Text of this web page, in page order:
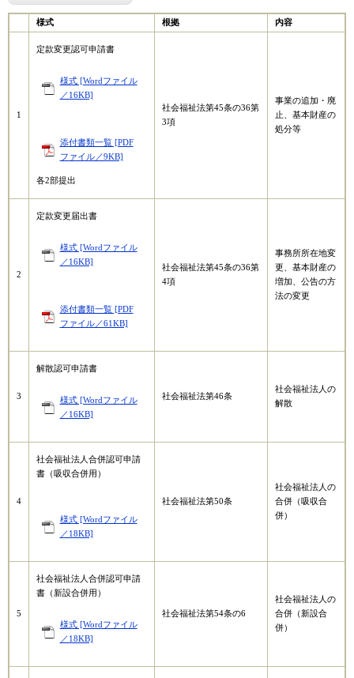
様式 根拠 内容
1
定款変更認可申請書
様式 [Wordファイル
／16KB]
添付書類一覧 [PDF
ファイル／9KB]
各2部提出
社会福祉法第45条の36第
3項
事業の追加・廃
止、基本財産の
処分等
2
定款変更届出書
様式 [Wordファイル
／16KB]
添付書類一覧 [PDF
ファイル／61KB]
社会福祉法第45条の36第
4項
事務所所在地変
更、基本財産の
増加、公告の方
法の変更
3
解散認可申請書
様式 [Wordファイル
／16KB]
社会福祉法第46条
社会福祉法人の
解散
4
社会福祉法人合併認可申請
書（吸収合併用）
様式 [Wordファイル
／18KB]
社会福祉法第50条
社会福祉法人の
合併（吸収合
併）
5
社会福祉法人合併認可申請
書（新設合併用）
様式 [Wordファイル
／18KB]
社会福祉法第54条の6
社会福祉法人の
合併（新設合
併）